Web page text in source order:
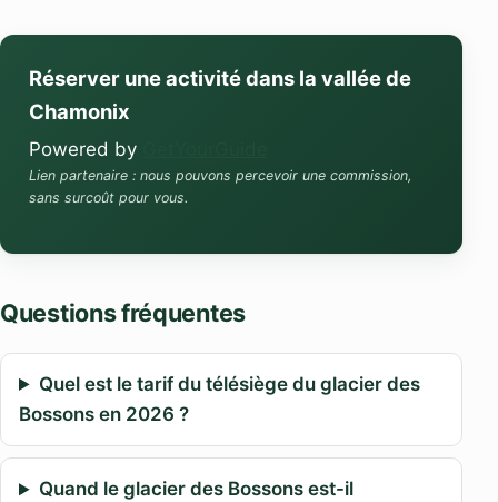
Réserver une activité dans la vallée de
Chamonix
Powered by
Lien partenaire : nous pouvons percevoir une commission,
sans surcoût pour vous.
Questions fréquentes
Quel est le tarif du télésiège du glacier des
Bossons en 2026 ?
Quand le glacier des Bossons est-il